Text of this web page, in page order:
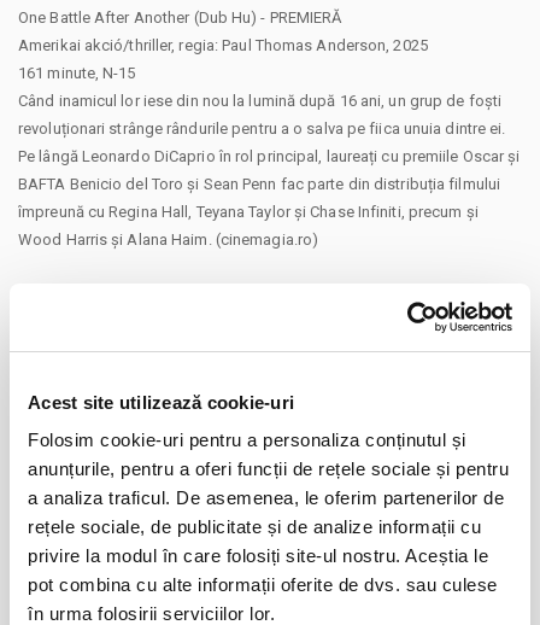
Acest site utilizează cookie-uri
Folosim cookie-uri pentru a personaliza conținutul și
anunțurile, pentru a oferi funcții de rețele sociale și pentru
a analiza traficul. De asemenea, le oferim partenerilor de
rețele sociale, de publicitate și de analize informații cu
privire la modul în care folosiți site-ul nostru. Aceștia le
pot combina cu alte informații oferite de dvs. sau culese
în urma folosirii serviciilor lor.
One Battle After Another (Dub Hu) - PREMIERĂ
Amerikai akció/thriller, regia: Paul Thomas Anderson, 2025
161 minute, N-15
Când inamicul lor iese din nou la lumină după 16 ani, un grup de foști
revoluționari strânge rândurile pentru a o salva pe fiica unuia dintre ei.
Pe lângă Leonardo DiCaprio în rol principal, laureați cu premiile Oscar și
BAFTA Benicio del Toro și Sean Penn fac parte din distribuția filmului
împreună cu Regina Hall, Teyana Taylor și Chase Infiniti, precum și
Wood Harris și Alana Haim. (cinemagia.ro)
Distribuie aceasta pagina
Evenimente similare
Copiii au idei trăsnite